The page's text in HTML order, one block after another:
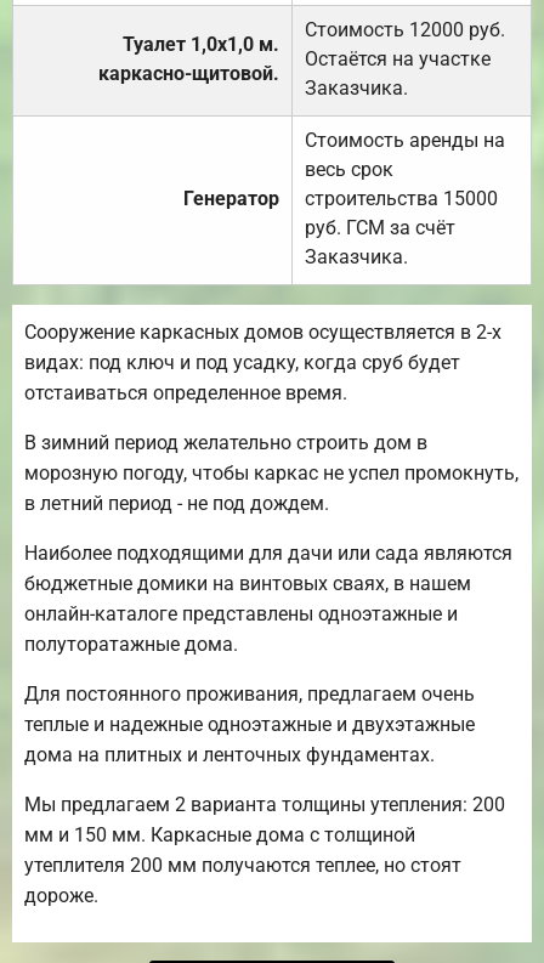
Туалет 1,0х1,0 м.
каркасно-щитовой.
Стоимость 12000 руб.
Остаётся на участке
Заказчика.
Генератор
Стоимость аренды на
весь срок
строительства 15000
руб. ГСМ за счёт
Заказчика.
Сооружение каркасных домов осуществляется в 2-х
видах: под ключ и под усадку, когда сруб будет
отстаиваться определенное время.
В зимний период желательно строить дом в
морозную погоду, чтобы каркас не успел промокнуть,
в летний период - не под дождем.
Наиболее подходящими для дачи или сада являются
бюджетные домики на винтовых сваях, в нашем
онлайн-каталоге представлены одноэтажные и
полуторатажные дома.
Для постоянного проживания, предлагаем очень
теплые и надежные одноэтажные и двухэтажные
дома на плитных и ленточных фундаментах.
Мы предлагаем 2 варианта толщины утепления: 200
мм и 150 мм. Каркасные дома с толщиной
утеплителя 200 мм получаются теплее, но стоят
дороже.